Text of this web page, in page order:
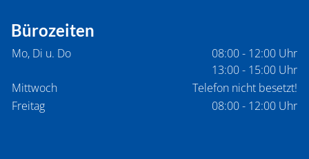
Bürozeiten
Mo, Di u. Do
08:00 - 12:00 Uhr
13:00 - 15:00 Uhr
Mittwoch
Telefon nicht besetzt!
Freitag
08:00 - 12:00 Uhr